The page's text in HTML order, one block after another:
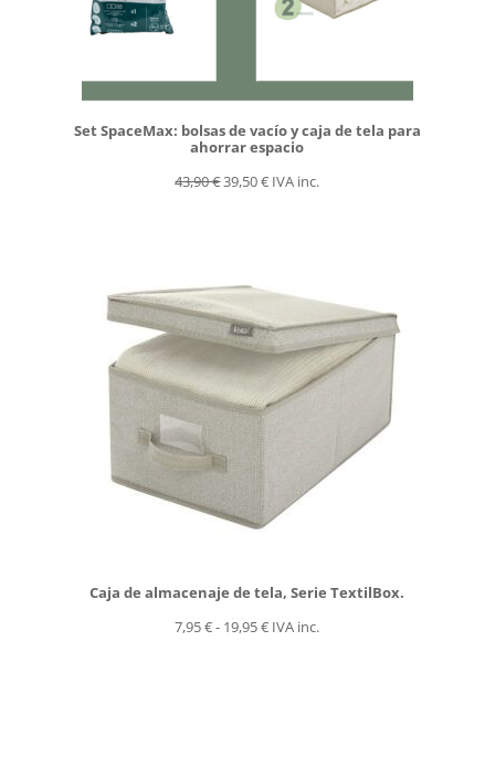
Set SpaceMax: bolsas de vacío y caja de tela para
ahorrar espacio
43,90€El
43,90 €.
39,50€ElIVA inc.
Caja de almacenaje de tela, Serie TextilBox.
7,95€- 19,95€Rango
IVA inc.